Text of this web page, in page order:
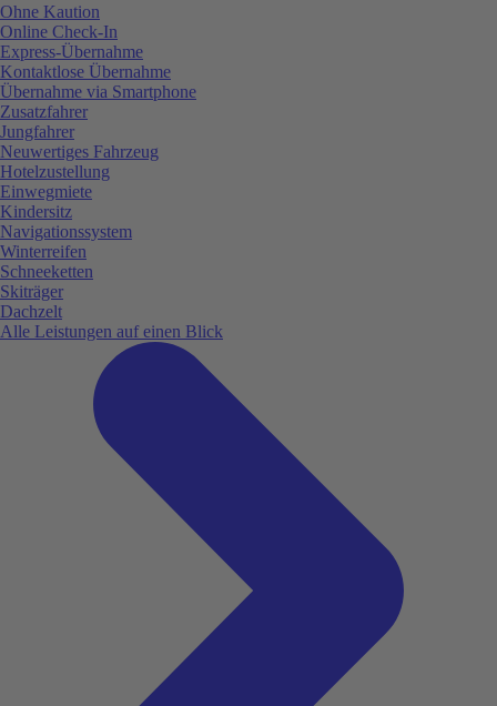
Ohne Kaution
Online Check-In
Express-Übernahme
Kontaktlose Übernahme
Übernahme via Smartphone
Zusatzfahrer
Jungfahrer
Neuwertiges Fahrzeug
Hotelzustellung
Einwegmiete
Kindersitz
Navigationssystem
Winterreifen
Schneeketten
Skiträger
Dachzelt
Alle Leistungen auf einen Blick